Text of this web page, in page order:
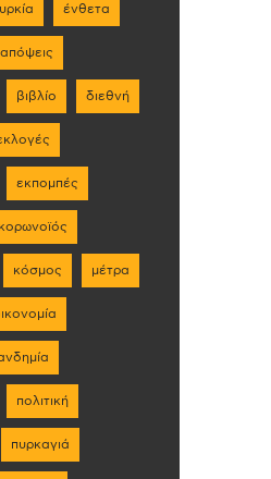
ένθετα
απόψεις
βιβλίο διεθνή
εκπομπές
κορωνοϊός
κόσμος μέτρα
πολιτική
πυρκαγιά